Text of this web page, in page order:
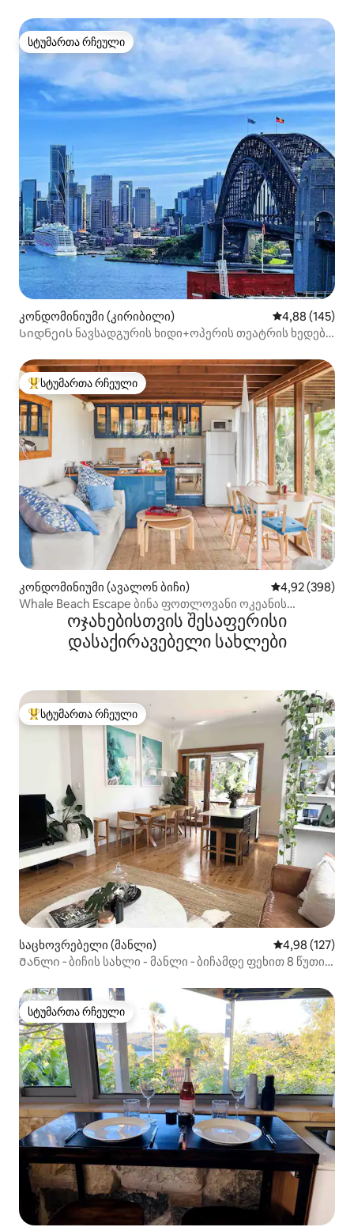
სტუმართა რჩეული
სტუმართა რჩეული
კონდომინიუმი (კირიბილი) საშუალო
4,88 (145)
Სიდნეის ნავსადგურის ხიდი+ოპერის თეატრის ხედები:
სტუმართა რჩეული მოწინავე ვარიანტი
სტუმართა რჩეული
კონდომინიუმი (ავალონ ბიჩი) საშუალო
4,92 (398)
Whale Beach Escape ბინა ფოთლოვანი ოკეანის
ხედებითოჯახებისთვის შესაფერისი
დასაქირავებელი სახლები
სტუმართა რჩეული მოწინავე ვარიანტი
სტუმართა რჩეული
საცხოვრებელი (მანლი) საშუალო
4,98 (127)
Მანლი ‑ ბიჩის სახლი - მანლი ‑ ბიჩამდე ფეხით 8 წუთის
სტუმართა რჩეული
სტუმართა რჩეული